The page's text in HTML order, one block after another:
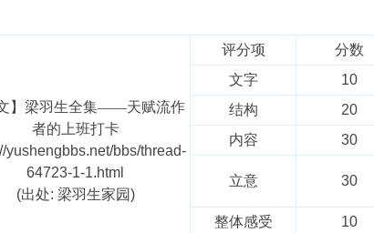
】梁羽生全集——天赋流作
者的上班打卡
yushengbbs.net/bbs/thread-
64723-1-1.html
(出处: 梁羽生家园)
评分项 分数
文字
10
结构
20
内容
30
立意 30
整体感受 10